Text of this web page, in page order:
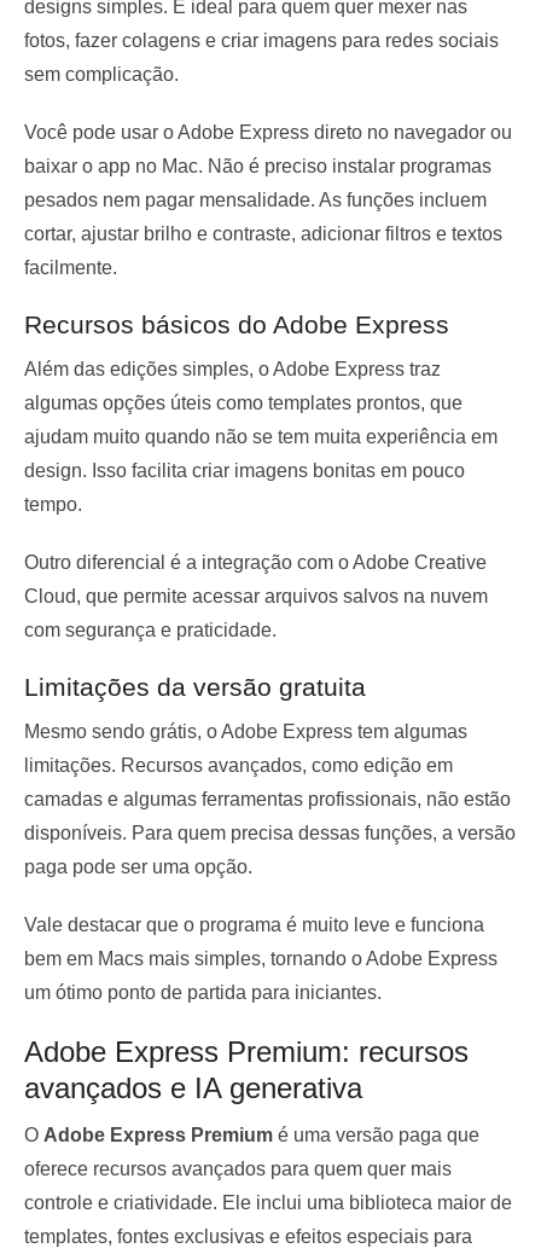
designs simples. É ideal para quem quer mexer nas
fotos, fazer colagens e criar imagens para redes sociais
sem complicação.
Você pode usar o Adobe Express direto no navegador ou
baixar o app no Mac. Não é preciso instalar programas
pesados nem pagar mensalidade. As funções incluem
cortar, ajustar brilho e contraste, adicionar filtros e textos
facilmente.
Recursos básicos do Adobe Express
Além das edições simples, o Adobe Express traz
algumas opções úteis como templates prontos, que
ajudam muito quando não se tem muita experiência em
design. Isso facilita criar imagens bonitas em pouco
tempo.
Outro diferencial é a integração com o Adobe Creative
Cloud, que permite acessar arquivos salvos na nuvem
com segurança e praticidade.
Limitações da versão gratuita
Mesmo sendo grátis, o Adobe Express tem algumas
limitações. Recursos avançados, como edição em
camadas e algumas ferramentas profissionais, não estão
disponíveis. Para quem precisa dessas funções, a versão
paga pode ser uma opção.
Vale destacar que o programa é muito leve e funciona
bem em Macs mais simples, tornando o Adobe Express
um ótimo ponto de partida para iniciantes.
Adobe Express Premium: recursos
avançados e IA generativa
O Adobe Express Premium é uma versão paga que
oferece recursos avançados para quem quer mais
controle e criatividade. Ele inclui uma biblioteca maior de
templates, fontes exclusivas e efeitos especiais para